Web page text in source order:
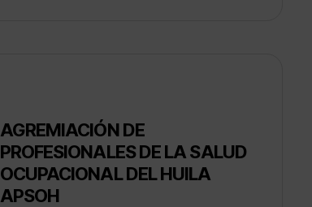
AGREMIACIÓN DE
PROFESIONALES DE LA SALUD
OCUPACIONAL DEL HUILA
APSOH